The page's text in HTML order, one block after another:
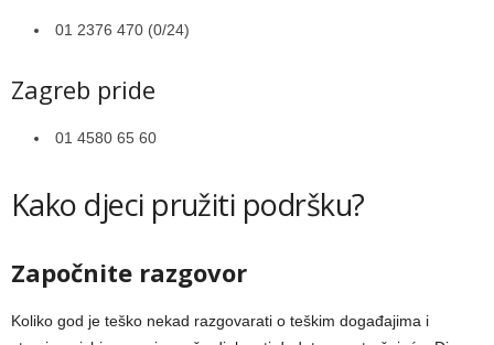
01 2376 470 (0/24)
Zagreb pride
01 4580 65 60
Kako djeci pružiti podršku?
Započnite razgovor
Koliko god je teško nekad razgovarati o teškim događajima i